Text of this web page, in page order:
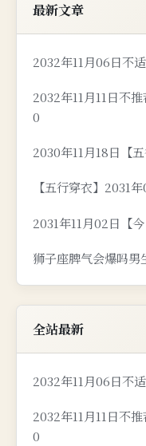
最新文章
2032年11月06日不
2032年11月11日不
0
2030年11月18日【
【五行穿衣】2031
2031年11月02日【
狮子座脾气会爆吗
全站最新
2032年11月06日不
2032年11月11日不
0